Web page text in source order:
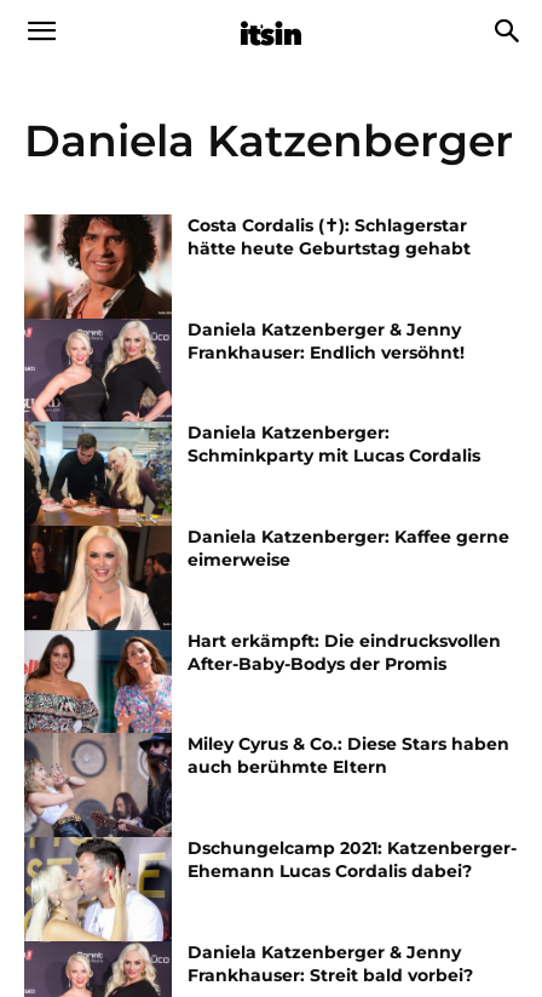
Daniela Katzenberger
Costa Cordalis (✝): Schlagerstar
hätte heute Geburtstag gehabt
Daniela Katzenberger & Jenny
Frankhauser: Endlich versöhnt!
Daniela Katzenberger:
Schminkparty mit Lucas Cordalis
Daniela Katzenberger: Kaffee gerne
eimerweise
Hart erkämpft: Die eindrucksvollen
After-Baby-Bodys der Promis
Miley Cyrus & Co.: Diese Stars haben
auch berühmte Eltern
Dschungelcamp 2021: Katzenberger-
Ehemann Lucas Cordalis dabei?
Daniela Katzenberger & Jenny
Frankhauser: Streit bald vorbei?